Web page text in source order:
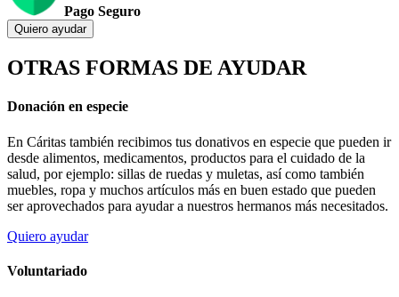
Pago Seguro
Quiero ayudar
OTRAS FORMAS DE AYUDAR
Donación en especie
En Cáritas también recibimos tus donativos en especie que pueden ir
desde alimentos, medicamentos, productos para el cuidado de la
salud, por ejemplo: sillas de ruedas y muletas, así como también
muebles, ropa y muchos artículos más en buen estado que pueden
ser aprovechados para ayudar a nuestros hermanos más necesitados.
Quiero ayudar
Voluntariado